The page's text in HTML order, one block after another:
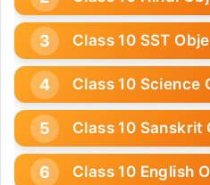
Class 10 SST
Class 10 Science
Class 10 Sanskrit
Class 10 English